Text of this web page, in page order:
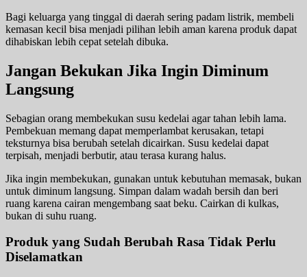
Bagi keluarga yang tinggal di daerah sering padam listrik, membeli
kemasan kecil bisa menjadi pilihan lebih aman karena produk dapat
dihabiskan lebih cepat setelah dibuka.
Jangan Bekukan Jika Ingin Diminum
Langsung
Sebagian orang membekukan susu kedelai agar tahan lebih lama.
Pembekuan memang dapat memperlambat kerusakan, tetapi
teksturnya bisa berubah setelah dicairkan. Susu kedelai dapat
terpisah, menjadi berbutir, atau terasa kurang halus.
Jika ingin membekukan, gunakan untuk kebutuhan memasak, bukan
untuk diminum langsung. Simpan dalam wadah bersih dan beri
ruang karena cairan mengembang saat beku. Cairkan di kulkas,
bukan di suhu ruang.
Produk yang Sudah Berubah Rasa Tidak Perlu
Diselamatkan